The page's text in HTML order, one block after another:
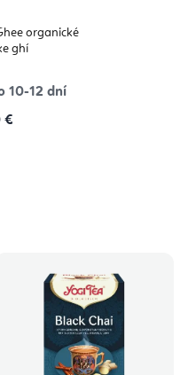
organické
ghí
10-12 dní
€